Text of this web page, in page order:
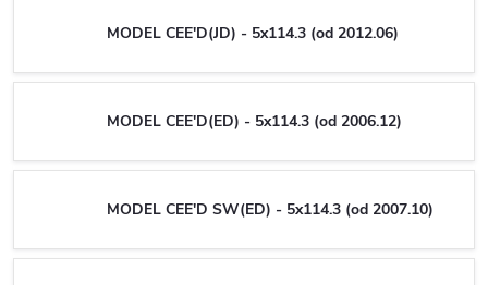
MODEL CEE'D(JD) - 5x114.3 (od 2012.06)
MODEL CEE'D(ED) - 5x114.3 (od 2006.12)
MODEL CEE'D SW(ED) - 5x114.3 (od 2007.10)